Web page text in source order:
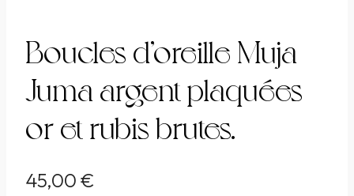
Boucles d’oreille Muja
Juma argent plaquées
or et rubis brutes.
45,00€